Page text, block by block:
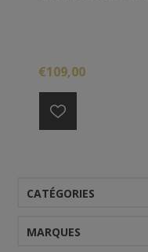
€109,00
CATÉGORIES
MARQUES